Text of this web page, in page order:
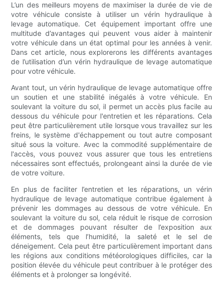
L’un des meilleurs moyens de maximiser la durée de vie de
votre véhicule consiste à utiliser un vérin hydraulique à
levage automatique. Cet équipement important offre une
multitude d’avantages qui peuvent vous aider à maintenir
votre véhicule dans un état optimal pour les années à venir.
Dans cet article, nous explorerons les différents avantages
de l’utilisation d’un vérin hydraulique de levage automatique
pour votre véhicule.
Avant tout, un vérin hydraulique de levage automatique offre
un soutien et une stabilité inégalés à votre véhicule. En
soulevant la voiture du sol, il permet un accès plus facile au
dessous du véhicule pour l'entretien et les réparations. Cela
peut être particulièrement utile lorsque vous travaillez sur les
freins, le système d'échappement ou tout autre composant
situé sous la voiture. Avec la commodité supplémentaire de
l'accès, vous pouvez vous assurer que tous les entretiens
nécessaires sont effectués, prolongeant ainsi la durée de vie
de votre voiture.
En plus de faciliter l’entretien et les réparations, un vérin
hydraulique de levage automatique contribue également à
prévenir les dommages au dessous de votre véhicule. En
soulevant la voiture du sol, cela réduit le risque de corrosion
et de dommages pouvant résulter de l’exposition aux
éléments, tels que l’humidité, la saleté et le sel de
déneigement. Cela peut être particulièrement important dans
les régions aux conditions météorologiques difficiles, car la
position élevée du véhicule peut contribuer à le protéger des
éléments et à prolonger sa longévité.